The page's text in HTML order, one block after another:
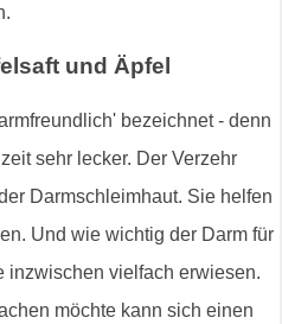
und Äpfel
bezeichnet - denn
sehr lecker. Der Verzehr
Darmschleimhaut. Sie helfen
Und wie wichtig der Darm für
inzwischen vielfach erwiesen.
möchte kann sich einen